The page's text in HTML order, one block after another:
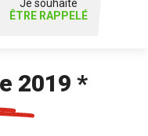
Je souhaite
ÊTRE RAPPELÉ
2019 *